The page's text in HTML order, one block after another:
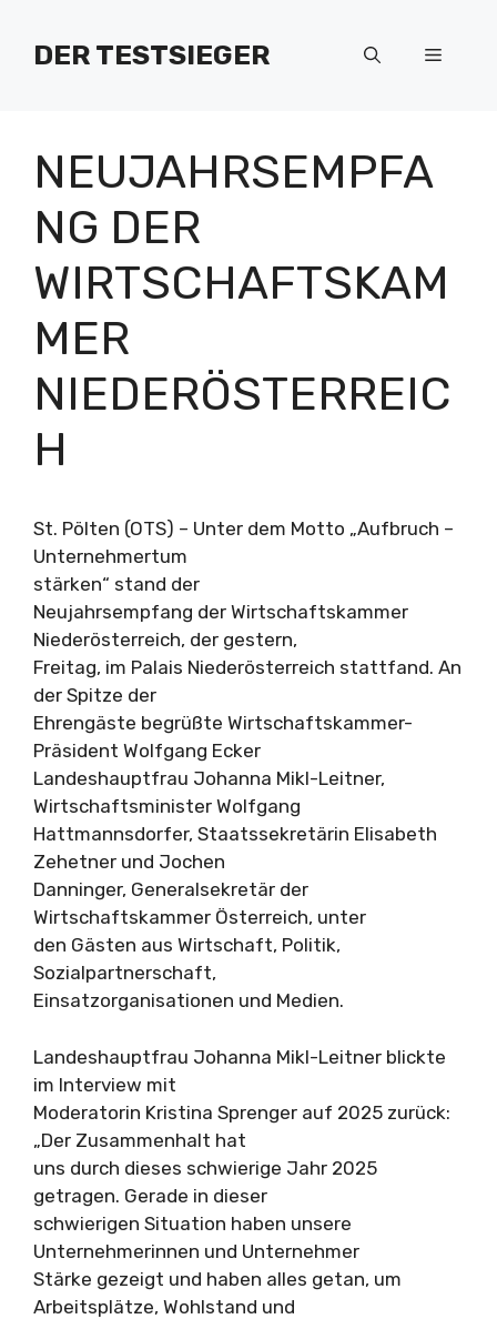
Inhalt
springenDER TESTSIEGER Menü
NEUJAHRSEMPFA
NG DER
WIRTSCHAFTSKAM
MER
NIEDERÖSTERREIC
H
St. Pölten (OTS) – Unter dem Motto „Aufbruch –
Unternehmertum
stärken“ stand der
Neujahrsempfang der Wirtschaftskammer
Niederösterreich, der gestern,
Freitag, im Palais Niederösterreich stattfand. An
der Spitze der
Ehrengäste begrüßte Wirtschaftskammer-
Präsident Wolfgang Ecker
Landeshauptfrau Johanna Mikl-Leitner,
Wirtschaftsminister Wolfgang
Hattmannsdorfer, Staatssekretärin Elisabeth
Zehetner und Jochen
Danninger, Generalsekretär der
Wirtschaftskammer Österreich, unter
den Gästen aus Wirtschaft, Politik,
Sozialpartnerschaft,
Einsatzorganisationen und Medien.
Landeshauptfrau Johanna Mikl-Leitner blickte
im Interview mit
Moderatorin Kristina Sprenger auf 2025 zurück:
„Der Zusammenhalt hat
uns durch dieses schwierige Jahr 2025
getragen. Gerade in dieser
schwierigen Situation haben unsere
Unternehmerinnen und Unternehmer
Stärke gezeigt und haben alles getan, um
Arbeitsplätze, Wohlstand und